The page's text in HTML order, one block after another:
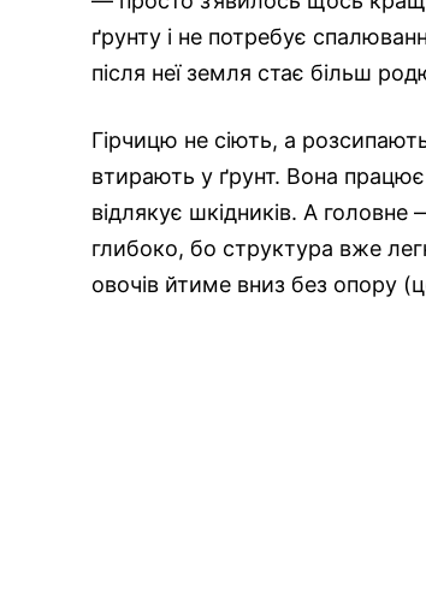
ґрунту і не потребує
після неї земля стає більш
Гірчицю не сіють, а
втирають у ґрунт. Вона
відлякує шкідників. А
глибоко, бо структура вже
овочів йтиме вниз без опору